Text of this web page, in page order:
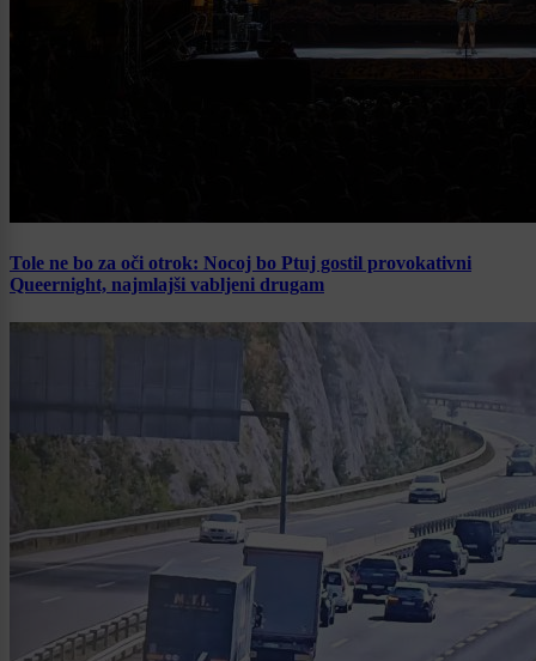
Tole ne bo za oči otrok: Nocoj bo Ptuj gostil provokativni
Queernight, najmlajši vabljeni drugam